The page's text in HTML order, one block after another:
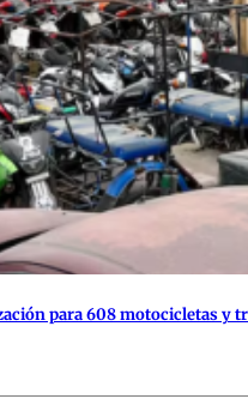
para 608 motocicletas y